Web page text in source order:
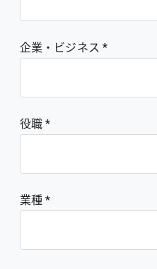
企業・ビジネス
役職
業種 *